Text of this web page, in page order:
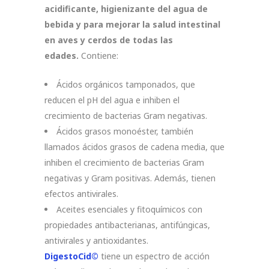
acidificante, higienizante del agua de
bebida y para mejorar la salud intestinal
en aves y cerdos de todas las
edades. Contiene:
Ácidos orgánicos tamponados, que
reducen el pH del agua e inhiben el
crecimiento de bacterias Gram negativas.
Ácidos grasos monoéster, también
llamados ácidos grasos de cadena media, que
inhiben el crecimiento de bacterias Gram
negativas y Gram positivas. Además, tienen
efectos antivirales.
Aceites esenciales y fitoquímicos con
propiedades antibacterianas, antifúngicas,
antivirales y antioxidantes.
DigestoCid© tiene un espectro de acción